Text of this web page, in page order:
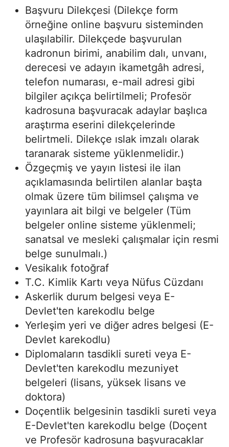
Başvuru Dilekçesi (Dilekçe form
örneğine online başvuru sisteminden
ulaşılabilir. Dilekçede başvurulan
kadronun birimi, anabilim dalı, unvanı,
derecesi ve adayın ikametgâh adresi,
telefon numarası, e-mail adresi gibi
bilgiler açıkça belirtilmeli; Profesör
kadrosuna başvuracak adaylar başlıca
araştırma eserini dilekçelerinde
belirtmeli. Dilekçe ıslak imzalı olarak
taranarak sisteme yüklenmelidir.)
Özgeçmiş ve yayın listesi ile ilan
açıklamasında belirtilen alanlar başta
olmak üzere tüm bilimsel çalışma ve
yayınlara ait bilgi ve belgeler (Tüm
belgeler online sisteme yüklenmeli;
sanatsal ve mesleki çalışmalar için resmi
belge sunulmalı.)
Vesikalık fotoğraf
T.C. Kimlik Kartı veya Nüfus Cüzdanı
Askerlik durum belgesi veya E-
Devlet'ten karekodlu belge
Yerleşim yeri ve diğer adres belgesi (E-
Devlet karekodlu)
Diplomaların tasdikli sureti veya E-
Devlet'ten karekodlu mezuniyet
belgeleri (lisans, yüksek lisans ve
doktora)
Doçentlik belgesinin tasdikli sureti veya
E-Devlet'ten karekodlu belge (Doçent
ve Profesör kadrosuna başvuracaklar